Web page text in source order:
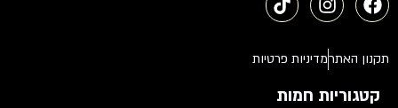
תקנון האתרמדיניות פרטיות
קטגוריות חמות